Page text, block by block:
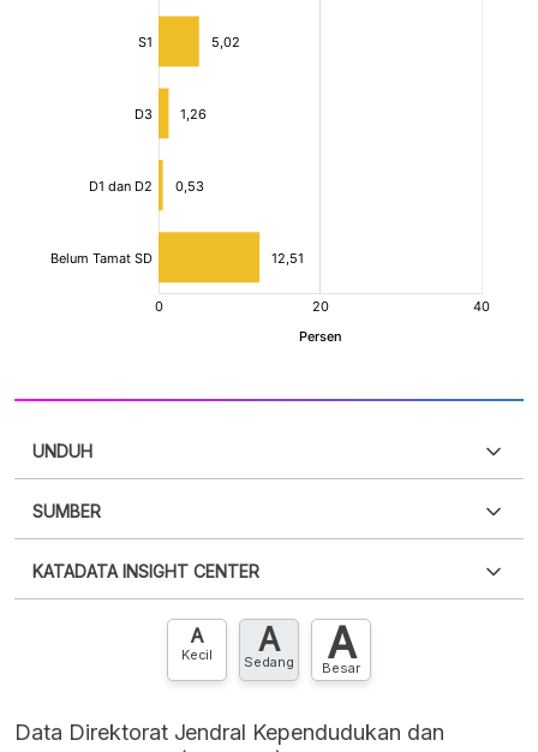
UNDUH
XLS
SUMBER
punya akun?Silakan Daftar sekarang
KATADATA INSIGHT CENTER
Hubungi sekarang »
A
Kecil A
Sedang A
Besar
Data Direktorat Jendral Kependudukan dan